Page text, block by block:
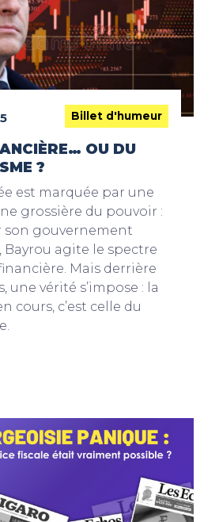
Billet d'humeur
OU DU
?
est marquée par une
grossière du pouvoir :
son gouvernement
agite le spectre
Mais derrière
une vérité s’impose : la
cours, c’est celle du